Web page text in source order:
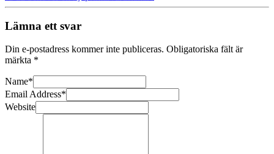
Lämna ett svar
Din e-postadress kommer inte publiceras. Obligatoriska fält är
märkta *
Name*
Email Address*
Website